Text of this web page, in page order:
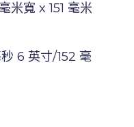
米寬 x 151 毫米
6 英寸/152 毫